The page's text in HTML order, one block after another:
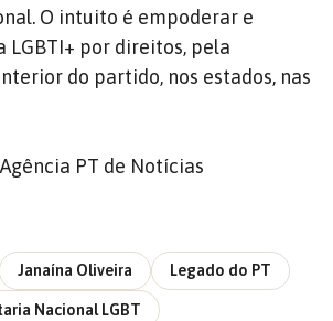
O intuito é empoderar e
por direitos, pela
do partido, nos estados, nas
PT de Notícias
Janaína Oliveira Legado do PT
Nacional LGBT